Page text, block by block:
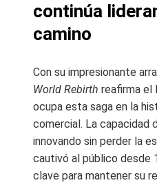
continúa
camino
Con su impresionante
World Rebirth reafirma el
ocupa esta saga en la
comercial. La capacidad
innovando sin perder la
cautivó al público desde
clave para mantener su